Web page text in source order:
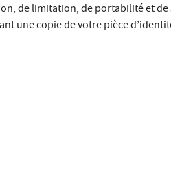
de limitation, de portabilité et
une copie de votre pièce